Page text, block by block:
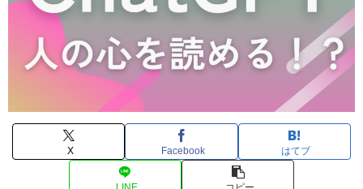
X Facebook はてブ